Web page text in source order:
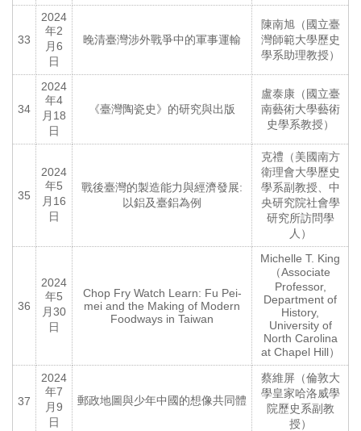
33
2024
年2
月6
日
晚清臺灣涉外戰爭中的軍事運輸
陳南旭（國立臺
灣師範大學歷史
學系助理教授）
34
2024
年4
月18
日
《臺灣陶瓷史》的研究與出版
盧泰康（國立臺
南藝術大學藝術
史學系教授）
35
2024
年5
月16
日
戰後臺灣的製造能力與經濟發展:
以鋁及臺鋁為例
克禮（美國南方
衛理會大學歷史
學系副教授、中
央研究院社會學
研究所訪問學
人）
36
2024
年5
月30
日
Chop Fry Watch Learn: Fu Pei-
mei and the Making of Modern
Foodways in Taiwan
Michelle T. King
（Associate
Professor,
Department of
History,
University of
North Carolina
at Chapel Hill）
37
2024
年7
月9
日
郵政地圖與少年中國的想像共同體
蔡維屏（倫敦大
學皇家哈洛威學
院歷史系副教
授）